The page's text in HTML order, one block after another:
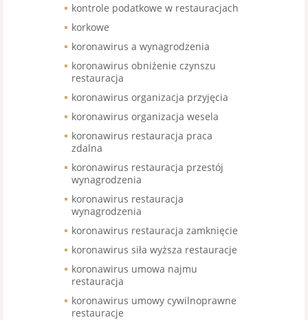
kontrole podatkowe w restauracjach
korkowe
koronawirus a wynagrodzenia
koronawirus obniżenie czynszu
restauracja
koronawirus organizacja przyjęcia
koronawirus organizacja wesela
koronawirus restauracja praca
zdalna
koronawirus restauracja przestój
wynagrodzenia
koronawirus restauracja
wynagrodzenia
koronawirus restauracja zamknięcie
koronawirus siła wyższa restauracje
koronawirus umowa najmu
restauracja
koronawirus umowy cywilnoprawne
restauracje